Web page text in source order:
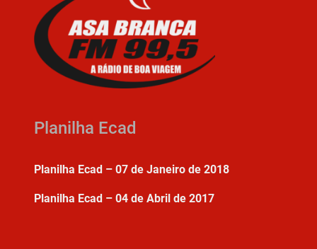
Planilha Ecad
Planilha Ecad – 07 de Janeiro de 2018
Planilha Ecad – 04 de Abril de 2017